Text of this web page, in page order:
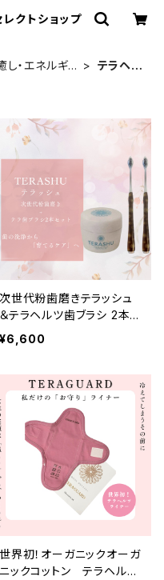
クトショップ
し・エネルギ
テラヘル
次世代粉歯磨きテラッシュ
＆テラヘルツ歯ブラシ 2本お
得セット
¥6,600
世界初！オーガニックオーガ
ニックコットン テラヘルツ